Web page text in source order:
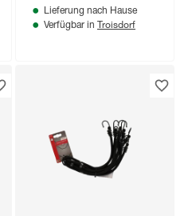
Lieferung nach Hause
Verfügbar in Troisdorf